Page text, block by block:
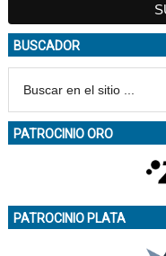
BUSCADOR
PATROCINIO ORO
PATROCINIO PLATA